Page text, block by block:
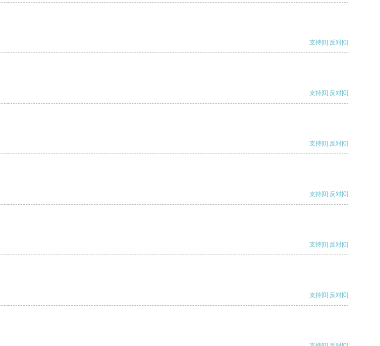
支持[0] 反对[0]
支持[0] 反对[0]
支持[0] 反对[0]
支持[0] 反对[0]
支持[0] 反对[0]
支持[0] 反对[0]